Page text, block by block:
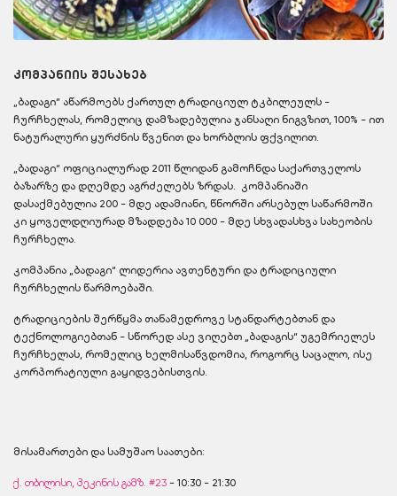
კომპანიის შესახებ
„ბადაგი“ აწარმოებს ქართულ ტრადიციულ ტკბილეულს -
ჩურჩხელას, რომელიც დამზადებულია ჯანსაღი ნიგვზით, 100% - ით
ნატურალური ყურძნის წვენით და ხორბლის ფქვილით.
„ბადაგი“ ოფიციალურად 2011 წლიდან გამოჩნდა საქართველოს
ბაზარზე და დღემდე აგრძელებს ზრდას. კომპანიაში
დასაქმებულია 200 - მდე ადამიანი, წნორში არსებულ საწარმოში
კი ყოველდღიურად მზადდება 10 000 - მდე სხვადასხვა სახეობის
ჩურჩხელა.
კომპანია „ბადაგი“ ლიდერია ავთენტური და ტრადიციული
ჩურჩხელის წარმოებაში.
ტრადიციების შერწყმა თანამედროვე სტანდარტებთან და
ტექნოლოგიებთან - სწორედ ასე ვიღებთ „ბადაგის“ უგემრიელეს
ჩურჩხელას, რომელიც ხელმისაწვდომია, როგორც საცალო, ისე
კორპორატიული გაყიდვებისთვის.
მისამართები და სამუშაო საათები:
ქ. თბილისი, პეკინის გამზ. #23 - 10:30 - 21:30